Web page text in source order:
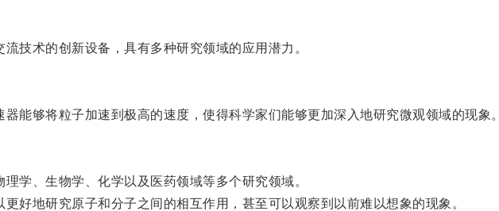
术的创新设备，具有多种研究领域的应用潜力。
够将粒子加速到极高的速度，使得科学家们能够更加深入地研究微观领域的现象。
、生物学、化学以及医药领域等多个研究领域。
地研究原子和分子之间的相互作用，甚至可以观察到以前难以想象的现象。